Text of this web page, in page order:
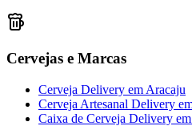
Cervejas e Marcas
Cerveja Delivery em Aracaju
Cerveja Artesanal Delivery
Caixa de Cerveja Delivery em